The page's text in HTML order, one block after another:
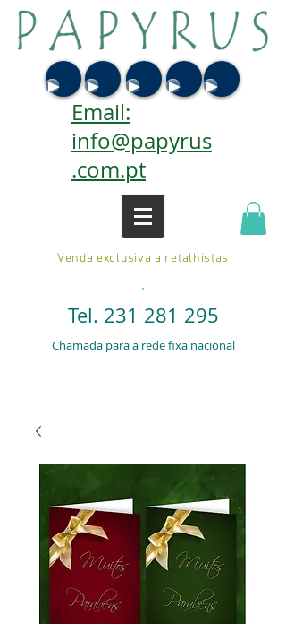
Email:
info@papyrus
.com.pt
Venda exclusiva a retalhistas
.
Tel. 231 281 295
Chamada para a rede fixa nacional